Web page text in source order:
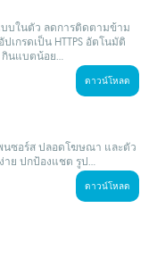
บในตัว ลดการติดตามข้าม
กรดเป็น HTTPS อัตโนมัติ
กินแบตน้อย...
ดาวน์โหลด
นซอร์ส ปลอดโฆษณา และตัว
าย ปกป้องแชต รูป...
ดาวน์โหลด